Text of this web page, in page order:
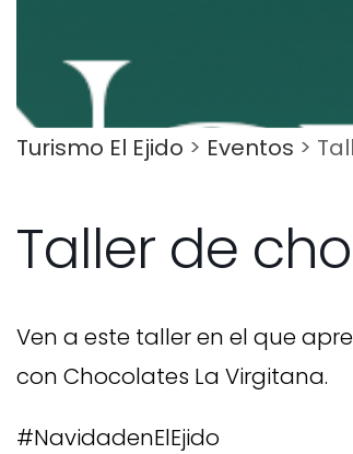
Turismo El Ejido > Eventos >
Taller de
Ven a este taller en el que
con Chocolates La Virgitana.
#NavidadenElEjido